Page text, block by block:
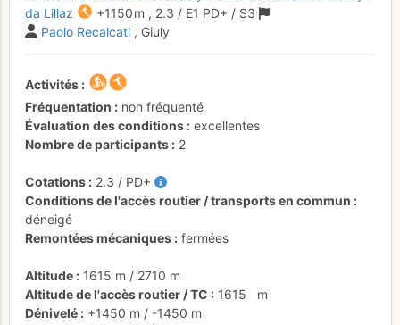
da Lillaz
+1150 m , 2.3 / E1 PD+ / S3
Paolo Recalcati , Giuly
Activités
Fréquentation
non fréquenté
Évaluation des conditions
excellentes
Nombre de participants
2
Cotations 2.3 / PD+
Conditions de l'accès routier / transports en commun
déneigé
Remontées mécaniques
fermées
Altitude 1615 m / 2710 m
Altitude de l'accès routier / TC
1615
m
Dénivelé
+1450 m / -1450 m